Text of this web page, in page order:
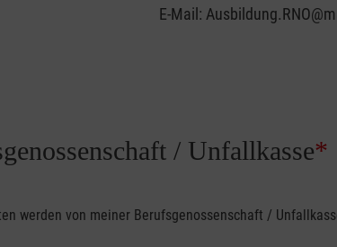
E-Mail:
/ Unfallkasse*
werden von meiner Berufsgenossenschaft /